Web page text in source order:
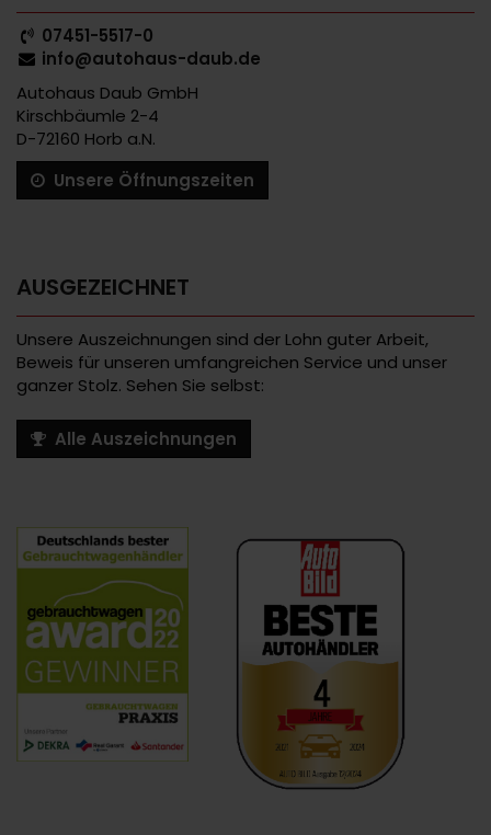
07451-5517-0
info@autohaus-daub.de
Autohaus Daub GmbH
Kirschbäumle 2-4
D-72160 Horb a.N.
Unsere Öffnungszeiten
AUSGEZEICHNET
Unsere Auszeichnungen sind der Lohn guter Arbeit,
Beweis für unseren umfangreichen Service und unser
ganzer Stolz. Sehen Sie selbst:
Alle Auszeichnungen